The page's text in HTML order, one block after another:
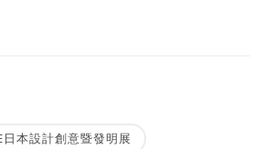
日本設計創意暨發明展